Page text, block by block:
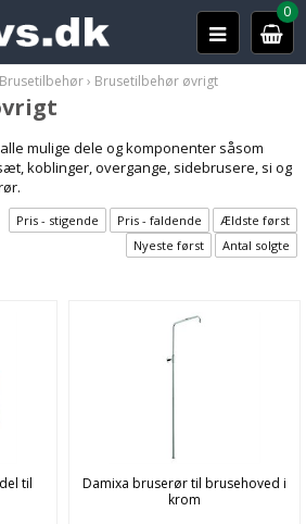
0
Brusetilbehør› Brusetilbehør øvrigt
mulige dele og komponenter såsom
koblinger, overgange, sidebrusere, si og
Pris - stigende Pris - faldende
Ældste først
Nyeste først
Antal solgte
til
Damixa bruserør til brusehoved i
krom